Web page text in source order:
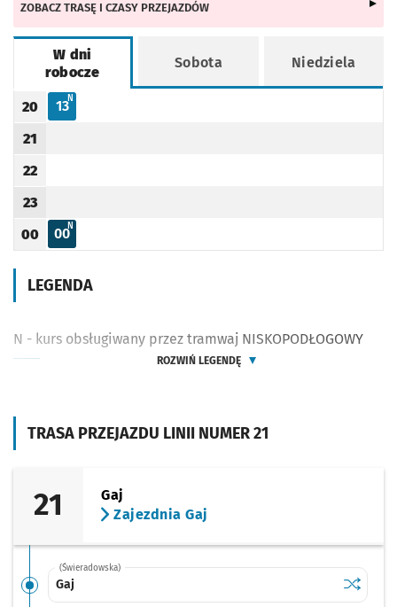
TRASA PRZEJAZDU LINII NUMER 21
21
Gaj
Zajezdnia Gaj
(Świeradowska)
Gaj Sprawdź
Gaj
ZOBACZ TRASĘ I CZASY PRZEJAZDÓW
W dni
robocze
Sobota Niedziela
Rozkład jazdy -
Godzina odjazdu
20
Odjazd
13
minut po godzinie 20
N N - KURS OBSŁUGIWANY PRZEZ TRAMWAJ NISKOPODŁOGOWY
Godzina odjazdu
21
Godzina odjazdu
22
Godzina odjazdu
23
Godzina odjazdu
00
Odjazd
00
minut po godzinie 00
N N - KURS OBSŁUGIWANY PRZEZ TRAMWAJ NISKOPODŁOGOWY
LEGENDA
N - kurs obsługiwany przez tramwaj NISKOPODŁOGOWY
ROZWIŃ LEGENDĘ